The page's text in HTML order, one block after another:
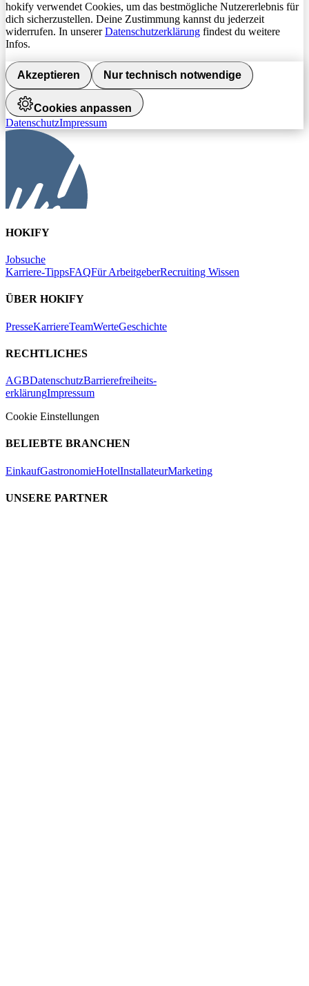
hokify verwendet Cookies, um das bestmögliche Nutzererlebnis für
dich sicherzustellen. Deine Zustimmung kannst du jederzeit
widerrufen. In unsererDatenschutzerklärung findest du weitere
Infos.
Akzeptieren Nur technisch notwendige
Cookies anpassen
DatenschutzImpressum
HOKIFY
Jobsuche
Karriere-TippsFAQFür ArbeitgeberRecruiting Wissen
ÜBER HOKIFY
PresseKarriereTeamWerteGeschichte
RECHTLICHES
AGBDatenschutzBarrierefreiheits-
erklärungImpressum
Cookie Einstellungen
BELIEBTE BRANCHEN
EinkaufGastronomieHotelInstallateurMarketing
UNSERE PARTNER